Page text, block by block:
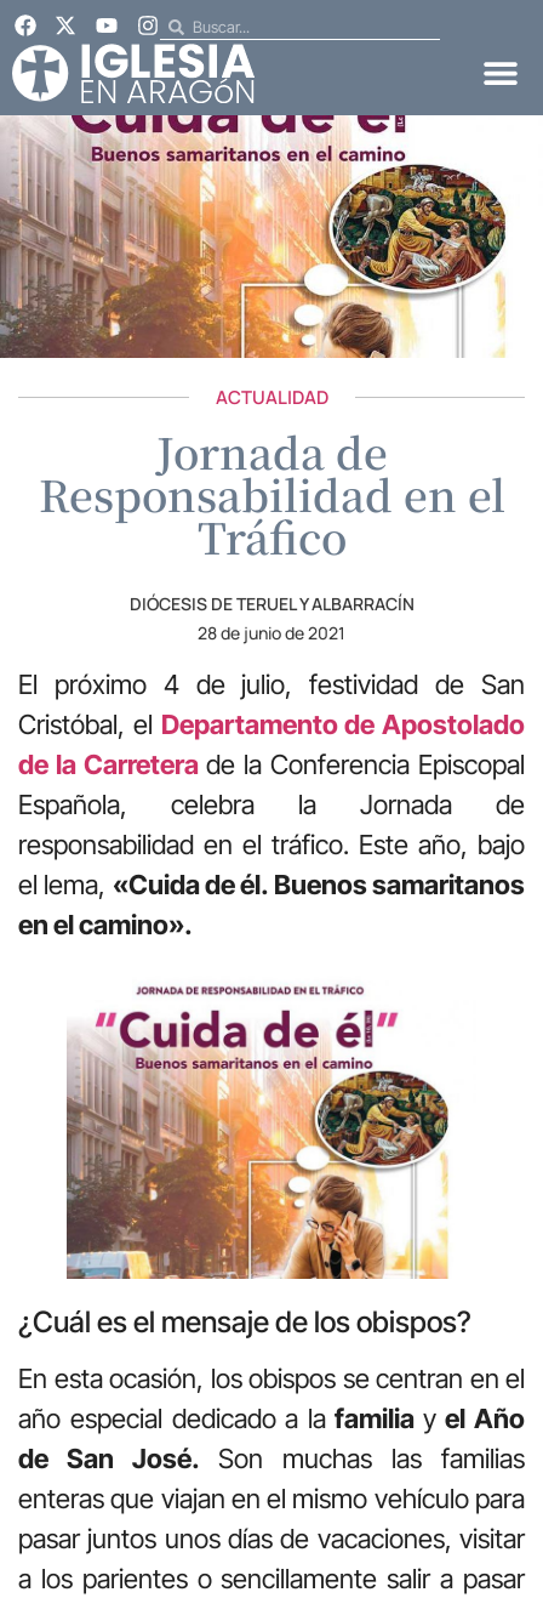
ACTUALIDAD
Jornada de
Responsabilidad en el
Tráfico
DIÓCESIS DE TERUEL Y ALBARRACÍN
28 de junio de 2021
El próximo 4 de julio, festividad de San
Cristóbal, el Departamento de Apostolado
de la Carretera de la Conferencia Episcopal
Española, celebra la Jornada de
responsabilidad en el tráfico. Este año, bajo
el lema, «Cuida de él. Buenos samaritanos
en el camino».
¿Cuál es el mensaje de los obispos?
En esta ocasión, los obispos se centran en el
año especial dedicado a la familia yel Año
de San José. Son muchas las familias
enteras que viajan en el mismo vehículo para
pasar juntos unos días de vacaciones, visitar
a los parientes o sencillamente salir a pasar